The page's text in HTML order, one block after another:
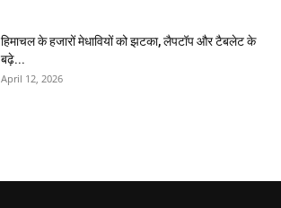
हिमाचल के हजारों मेधावियों को झटका, लैपटॉप और टैबलेट के
बढ़े...
April 12, 2026